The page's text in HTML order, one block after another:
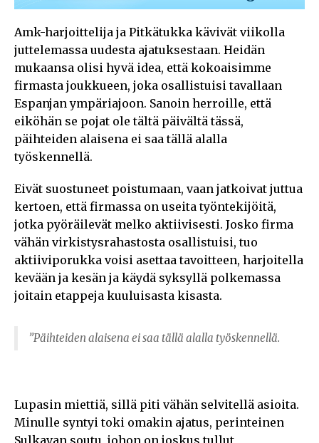
Amk-harjoittelija ja Pitkätukka kävivät viikolla
juttelemassa uudesta ajatuksestaan. Heidän
mukaansa olisi hyvä idea, että kokoaisimme
firmasta joukkueen, joka osallistuisi tavallaan
Espanjan ympäriajoon. Sanoin herroille, että
eiköhän se pojat ole tältä päivältä tässä,
päihteiden alaisena ei saa tällä alalla
työskennellä.
Eivät suostuneet poistumaan, vaan jatkoivat juttua
kertoen, että firmassa on useita työntekijöitä,
jotka pyöräilevät melko aktiivisesti. Josko firma
vähän virkistysrahastosta osallistuisi, tuo
aktiiviporukka voisi asettaa tavoitteen, harjoitella
kevään ja kesän ja käydä syksyllä polkemassa
joitain etappeja kuuluisasta kisasta.
”Päihteiden alaisena ei saa tällä alalla työskennellä.
Lupasin miettiä, sillä piti vähän selvitellä asioita.
Minulle syntyi toki omakin ajatus, perinteinen
Sulkavan soutu, johon on joskus tullut